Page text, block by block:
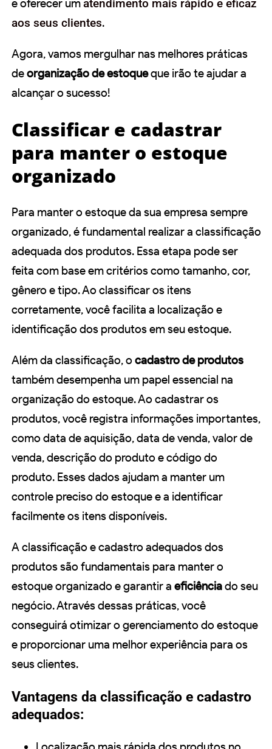
e oferecer umatendimento mais rápido e eficaz
aos seus clientes.
Agora, vamos mergulhar nas melhores práticas
deorganização de estoqueque irão te ajudar a
alcançar o sucesso!
Classificar e cadastrar
para manter o estoque
organizado
Para manter o estoque da sua empresa sempre
organizado, é fundamental realizar a classificação
adequada dos produtos. Essa etapa pode ser
feita com base em critérios como tamanho, cor,
gênero e tipo. Ao classificar os itens
corretamente, você facilita a localização e
identificação dos produtos em seu estoque.
Além da classificação, o cadastro de produtos
também desempenha um papel essencial na
organização do estoque. Ao cadastrar os
produtos, você registra informações importantes,
como data de aquisição, data de venda, valor de
venda, descrição do produto e código do
produto. Esses dados ajudam a manter um
controle preciso do estoque e a identificar
facilmente os itens disponíveis.
A classificação e cadastro adequados dos
produtos são fundamentais para manter o
estoque organizado e garantir a eficiênciado seu
negócio. Através dessas práticas, você
conseguirá otimizar o gerenciamento do estoque
e proporcionar uma melhor experiência para os
seus clientes.
Vantagens da classificação e cadastro
adequados: